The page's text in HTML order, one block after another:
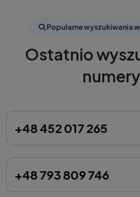
Popularne wyszukiwania
Ostatnio
numery
+48 452 017 265
+48 793 809 746